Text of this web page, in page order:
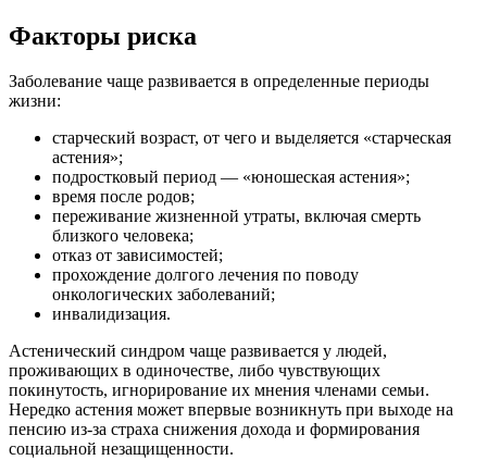
Факторы риска
Заболевание чаще развивается в определенные периоды
жизни:
старческий возраст, от чего и выделяется «старческая
астения»;
подростковый период — «юношеская астения»;
время после родов;
переживание жизненной утраты, включая смерть
близкого человека;
отказ от зависимостей;
прохождение долгого лечения по поводу
онкологических заболеваний;
инвалидизация.
Астенический синдром чаще развивается у людей,
проживающих в одиночестве, либо чувствующих
покинутость, игнорирование их мнения членами семьи.
Нередко астения может впервые возникнуть при выходе на
пенсию из-за страха снижения дохода и формирования
социальной незащищенности.